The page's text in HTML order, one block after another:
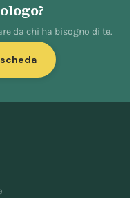
da chi ha bisogno di te.